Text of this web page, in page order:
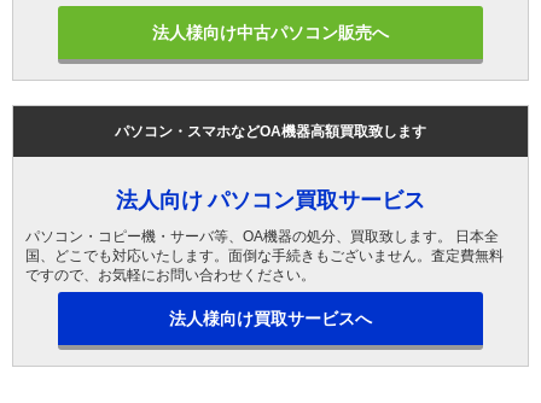
法人様向け中古パソコン販売へ
パソコン・スマホなどOA機器高額買取致します
法人向け パソコン買取サービス
パソコン・コピー機・サーバ等、OA機器の処分、買取致します。 日本全
国、どこでも対応いたします。面倒な手続きもございません。査定費無料
ですので、お気軽にお問い合わせください。
法人様向け買取サービスへ